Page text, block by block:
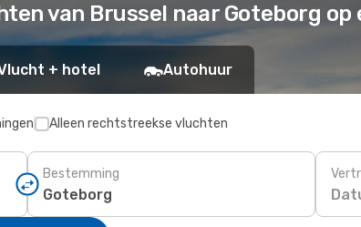
van Brussel naar Goteborg op
+ hotel Autohuur
Alleen rechtstreekse vluchten
Bestemming